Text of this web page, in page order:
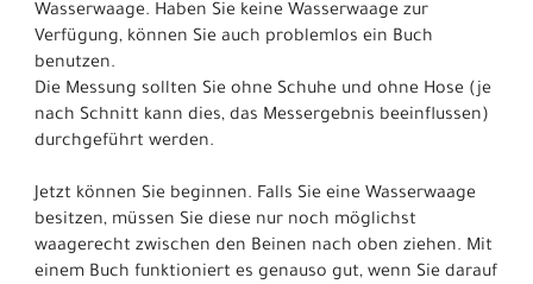
Wasserwaage. Haben Sie keine Wasserwaage zur
Verfügung, können Sie auch problemlos ein Buch
benutzen.
Die Messung sollten Sie ohne Schuhe und ohne Hose (je
nach Schnitt kann dies, das Messergebnis beeinflussen)
durchgeführt werden.
Jetzt können Sie beginnen. Falls Sie eine Wasserwaage
besitzen, müssen Sie diese nur noch möglichst
waagerecht zwischen den Beinen nach oben ziehen. Mit
einem Buch funktioniert es genauso gut, wenn Sie darauf